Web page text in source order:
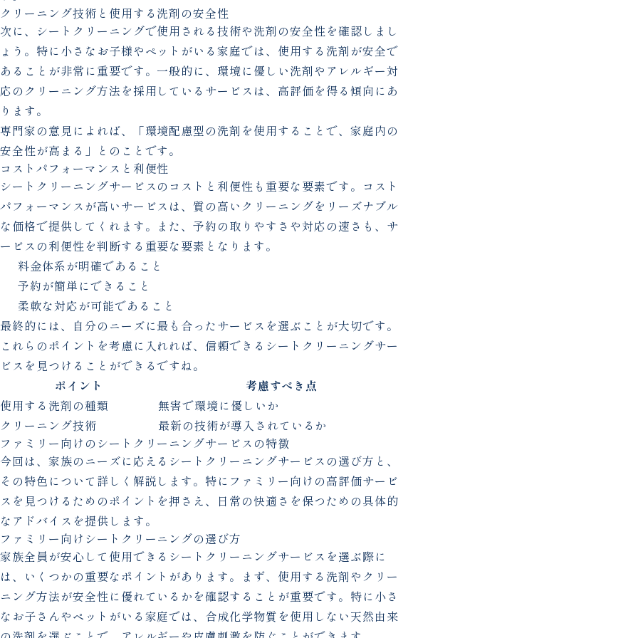
クリーニング技術と使用する洗剤の安全性
次に、シートクリーニングで使用される技術や洗剤の安全性を確認しまし
ょう。特に小さなお子様やペットがいる家庭では、使用する洗剤が安全で
あることが非常に重要です。一般的に、環境に優しい洗剤やアレルギー対
応のクリーニング方法を採用しているサービスは、高評価を得る傾向にあ
ります。
専門家の意見によれば、「環境配慮型の洗剤を使用することで、家庭内の
安全性が高まる」とのことです。
コストパフォーマンスと利便性
シートクリーニングサービスのコストと利便性も重要な要素です。コスト
パフォーマンスが高いサービスは、質の高いクリーニングをリーズナブル
な価格で提供してくれます。また、予約の取りやすさや対応の速さも、サ
ービスの利便性を判断する重要な要素となります。
料金体系が明確であること
予約が簡単にできること
柔軟な対応が可能であること
最終的には、自分のニーズに最も合ったサービスを選ぶことが大切です。
これらのポイントを考慮に入れれば、信頼できるシートクリーニングサー
ビスを見つけることができるですね。
ポイント
考慮すべき点
使用する洗剤の種類
無害で環境に優しいか
クリーニング技術
最新の技術が導入されているか
ファミリー向けのシートクリーニングサービスの特徴
今回は、家族のニーズに応えるシートクリーニングサービスの選び方と、
その特色について詳しく解説します。特にファミリー向けの高評価サービ
スを見つけるためのポイントを押さえ、日常の快適さを保つための具体的
なアドバイスを提供します。
ファミリー向けシートクリーニングの選び方
家族全員が安心して使用できるシートクリーニングサービスを選ぶ際に
は、いくつかの重要なポイントがあります。まず、使用する洗剤やクリー
ニング方法が安全性に優れているかを確認することが重要です。特に小さ
なお子さんやペットがいる家庭では、合成化学物質を使用しない天然由来